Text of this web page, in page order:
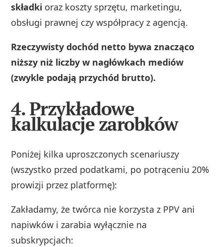
składki oraz koszty sprzętu, marketingu,
obsługi prawnej czy współpracy z agencją.
Rzeczywisty dochód netto bywa znacząco
niższy niż liczby w nagłówkach mediów
(zwykle podają przychód brutto).
4. Przykładowe
kalkulacje zarobków
Poniżej kilka uproszczonych scenariuszy
(wszystko przed podatkami, po potrąceniu 20%
prowizji przez platformę):
Zakładamy, że twórca nie korzysta z PPV ani
napiwków i zarabia wyłącznie na
subskrypcjach: